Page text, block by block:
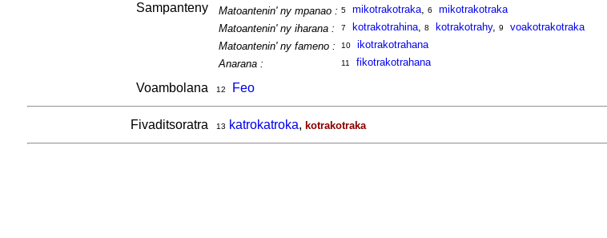
Sampanteny Matoantenin' ny mpanao : 5 mikotrakotraka, 6
mikotrakotraka
Matoantenin' ny iharana :
7 kotrakotrahina, 8 kotrakotrahy, 9
voakotrakotraka
Matoantenin' ny fameno :
10
ikotrakotrahana
Anarana :
11 fikotrakotrahana
Voambolana 12 Feo
Fivaditsoratra 13 katrokatroka, kotrakotraka